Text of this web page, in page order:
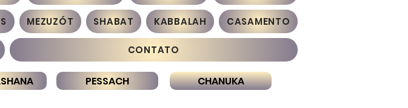
MEZUZÓT SHABAT KABBALAH CASAMENTO
CONTATO
PESSACH CHANUKA